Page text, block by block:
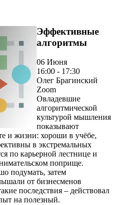
Эффективные
алгоритмы
06 Июня
16:00 - 17:30
Олег Брагинский
Zoom
Овладевшие
алгоритмической
культурой мышления
показывают
и жизни: хороши в учёбе,
в экстремальных
по карьерной лестнице и
поприще.
подумать, затем
от бизнесменов
последствия – действовал
на полезный.